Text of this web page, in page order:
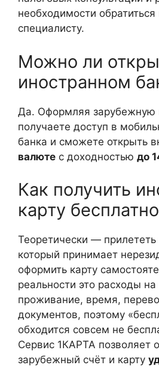
необходимости
специалисту.
Можно ли
иностранном
Да. Оформляя зарубежную
получаете доступ в
банка и сможете открыть
валюте с доходностью до
Как получить
карту
Теоретически — прилететь
который принимает
оформить карту
реальности это расходы на
проживание, время,
документов, поэтому
обходится совсем не
Сервис 1КАРТА позволяет
зарубежный счёт и карту